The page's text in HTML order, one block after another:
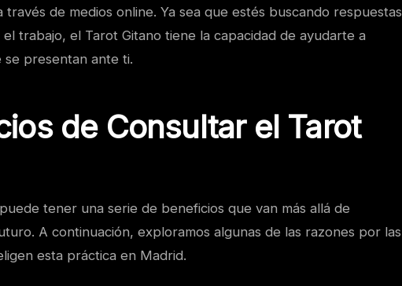
de medios online. Ya sea que estés buscando respuestas
trabajo, el Tarot Gitano tiene la capacidad de ayudarte a
se presentan ante ti.
de Consultar el Tarot
tener una serie de beneficios que van más allá de
A continuación, exploramos algunas de las razones por las
esta práctica en Madrid.